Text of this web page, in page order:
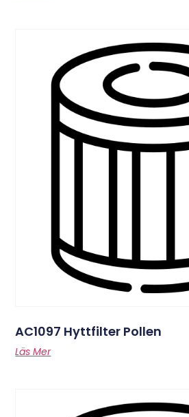
AC1097 Hyttfilter Pollen
Läs Mer